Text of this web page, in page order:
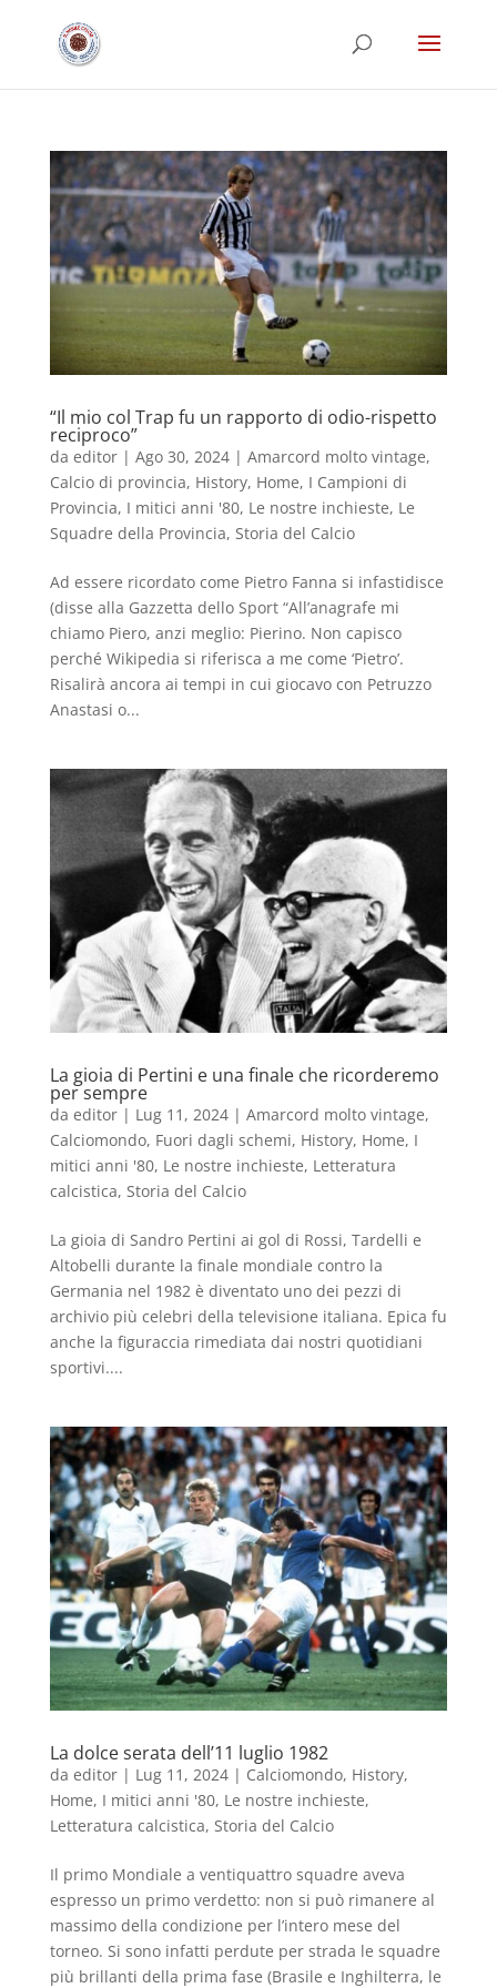
“Il mio col Trap fu un rapporto di odio-rispetto
reciproco”
da editor| Ago 30, 2024| Amarcord molto vintage,
Calcio di provincia, History, Home, I Campioni di
Provincia, I mitici anni '80, Le nostre inchieste, Le
Squadre della Provincia, Storia del Calcio
Ad essere ricordato come Pietro Fanna si infastidisce
(disse alla Gazzetta dello Sport “All’anagrafe mi
chiamo Piero, anzi meglio: Pierino. Non capisco
perché Wikipedia si riferisca a me come ‘Pietro’.
Risalirà ancora ai tempi in cui giocavo con Petruzzo
Anastasi o...
La gioia di Pertini e una finale che ricorderemo
per sempre
da editor| Lug 11, 2024| Amarcord molto vintage,
Calciomondo, Fuori dagli schemi, History, Home, I
mitici anni '80, Le nostre inchieste, Letteratura
calcistica, Storia del Calcio
La gioia di Sandro Pertini ai gol di Rossi, Tardelli e
Altobelli durante la finale mondiale contro la
Germania nel 1982 è diventato uno dei pezzi di
archivio più celebri della televisione italiana. Epica fu
anche la figuraccia rimediata dai nostri quotidiani
sportivi....
La dolce serata dell’11 luglio 1982
da editor| Lug 11, 2024| Calciomondo, History,
Home, I mitici anni '80, Le nostre inchieste,
Letteratura calcistica, Storia del Calcio
Il primo Mondiale a ventiquattro squadre aveva
espresso un primo verdetto: non si può rimanere al
massimo della condizione per l’intero mese del
torneo. Si sono infatti perdute per strada le squadre
più brillanti della prima fase (Brasile e Inghilterra, le